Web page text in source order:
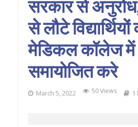
सरकार से
से लौटे विद्यार्थियों
मेडिकल कॉलेज में
समायोजित करे
March 5, 2022 50 Views 1